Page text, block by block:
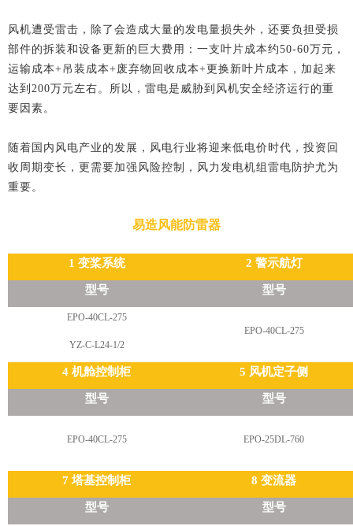
风机遭受雷击，除了会造成大量的发电量损失外，还要负担受损
部件的拆装和设备更新的巨大费用：一支叶片成本约50-60万元，
运输成本+吊装成本+废弃物回收成本+更换新叶片成本，加起来
达到200万元左右。所以，雷电是威胁到风机安全经济运行的重
要因素。
随着国内风电产业的发展，风电行业将迎来低电价时代，投资回
收周期变长，更需要加强风险控制，风力发电机组雷电防护尤为
重要。
易造风能防雷器
1 变桨系统 2 警示航灯
型号 型号
EPO-40CL-275
YZ-C-L24-1/2
EPO-40CL-275
4 机舱控制柜 5 风机定子侧
型号 型号
EPO-40CL-275 EPO-25DL-760
7 塔基控制柜 8 变流器
型号 型号